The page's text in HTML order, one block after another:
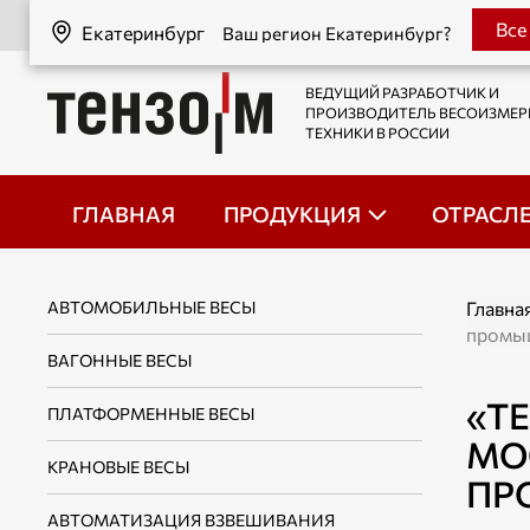
Екатеринбург Ваш регион Екатеринбург?
Екатеринбург
ВЕДУЩИЙ РАЗРАБОТЧИК И
ПРОИЗВОДИТЕЛЬ
ТЕХНИКИ В РОССИИ
ГЛАВНАЯ ПРОДУКЦИЯ
АВТОМОБИЛЬНЫЕ ВЕСЫ
ВАГОННЫЕ ВЕСЫ
ПЛАТФОРМЕННЫЕ ВЕСЫ
КРАНОВЫЕ ВЕСЫ
АВТОМАТИЗАЦИЯ ВЗВЕШИВАНИЯ